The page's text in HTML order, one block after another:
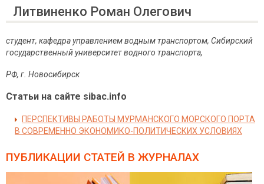
Литвиненко Роман Олегович
студент, кафедра управлением водным транспортом, Сибирский
государственный университет водного транспорта,
РФ, г. Новосибирск
Статьи на сайте sibac.info
ПЕРСПЕКТИВЫ РАБОТЫ МУРМАНСКОГО МОРСКОГО ПОРТА
В СОВРЕМЕННО ЭКОНОМИКО-ПОЛИТИЧЕСКИХ УСЛОВИЯХ
ПУБЛИКАЦИИ СТАТЕЙ В ЖУРНАЛАХ